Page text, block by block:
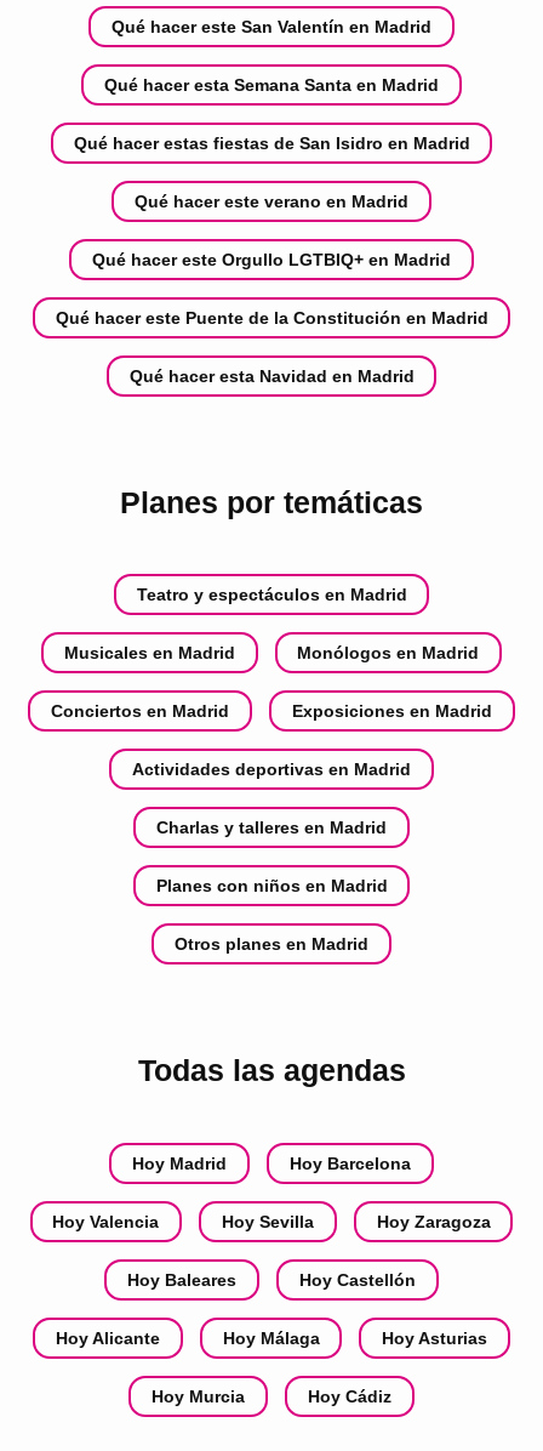
Qué hacer este San Valentín en Madrid
Qué hacer esta Semana Santa en Madrid
Qué hacer estas fiestas de San Isidro en Madrid
Qué hacer este verano en Madrid
Qué hacer este Orgullo LGTBIQ+ en Madrid
Qué hacer este Puente de la Constitución en Madrid
Qué hacer esta Navidad en Madrid
Planes por temáticas
Teatro y espectáculos en Madrid
Musicales en Madrid Monólogos en Madrid
Conciertos en Madrid Exposiciones en Madrid
Actividades deportivas en Madrid
Charlas y talleres en Madrid
Planes con niños en Madrid
Otros planes en Madrid
Todas las agendas
Hoy Madrid Hoy Barcelona
Hoy Valencia Hoy Sevilla Hoy Zaragoza
Hoy Baleares Hoy Castellón
Hoy Alicante Hoy Málaga Hoy Asturias
Hoy Murcia Hoy Cádiz